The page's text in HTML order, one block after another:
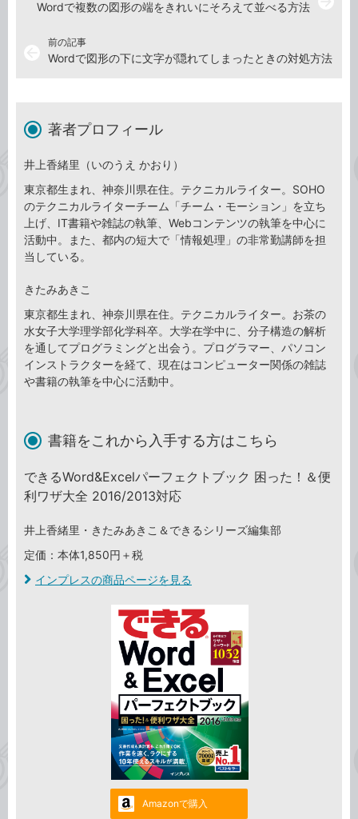
前の記事
Wordで図形の下に文字が隠れてしまったときの対処方法
Wordで複数の図形の端をきれいにそろえて並べる方法
著者プロフィール
井上香緒里（いのうえ かおり）
東京都生まれ、神奈川県在住。テクニカルライター。SOHO
のテクニカルライターチーム「チーム・モーション」を立ち
上げ、IT書籍や雑誌の執筆、Webコンテンツの執筆を中心に
活動中。また、都内の短大で「情報処理」の非常勤講師を担
当している。
きたみあきこ
東京都生まれ、神奈川県在住。テクニカルライター。お茶の
水女子大学理学部化学科卒。大学在学中に、分子構造の解析
を通してプログラミングと出会う。プログラマー、パソコン
インストラクターを経て、現在はコンピューター関係の雑誌
や書籍の執筆を中心に活動中。
書籍をこれから入手する方はこちら
できるWord&Excelパーフェクトブック 困った！＆便
利ワザ大全 2016/2013対応
井上香緒里・きたみあきこ＆できるシリーズ編集部
定価：本体1,850円＋税
インプレスの商品ページを見る
Amazonで購入